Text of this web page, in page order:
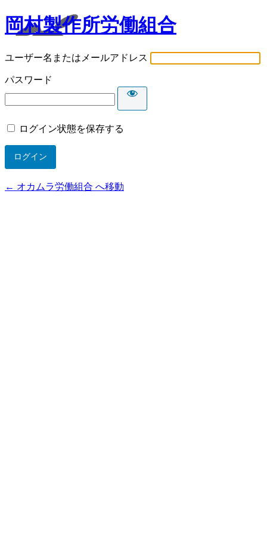
岡村製作所労働組合
ユーザー名またはメールアドレス
パスワード
ログイン状態を保存する
← オカムラ労働組合 へ移動